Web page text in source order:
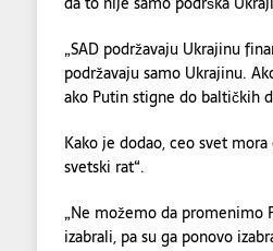
„SAD podržavaju Ukrajinu
podržavaju samo Ukrajinu.
ako Putin stigne do baltičkih
Kako je dodao, ceo svet
svetski rat“.
„Ne možemo da promenimo
izabrali, pa su ga ponovo